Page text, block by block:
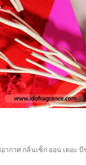
กาศ กลิ่นเซ็ก ออน เดอะ บี